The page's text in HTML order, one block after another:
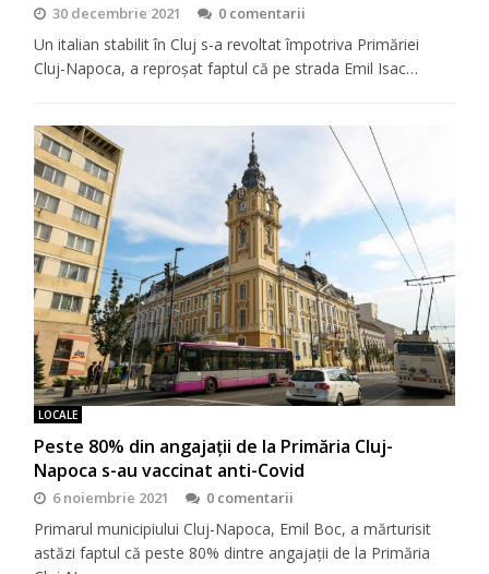
30 decembrie 2021 0 comentarii
Un italian stabilit în Cluj s-a revoltat împotriva Primăriei
Cluj-Napoca, a reproșat faptul că pe strada Emil Isac…
LOCALE
Peste 80% din angajații de la Primăria Cluj-
Napoca s-au vaccinat anti-Covid
6 noiembrie 2021 0 comentarii
Primarul municipiului Cluj-Napoca, Emil Boc, a mărturisit
astăzi faptul că peste 80% dintre angajații de la Primăria